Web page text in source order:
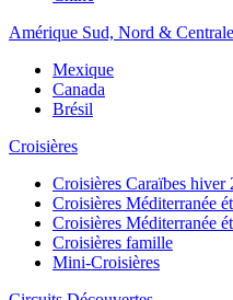
Amérique Sud, Nord & Centrale
Mexique
Canada
Brésil
Croisières
Croisières Caraïbes hiver
Croisières Méditerranée
Croisières Méditerranée
Croisières famille
Mini-Croisières